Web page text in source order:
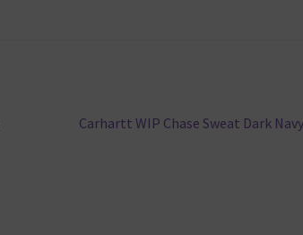
Nächster
Carhartt WIP Chase Sweat Dark